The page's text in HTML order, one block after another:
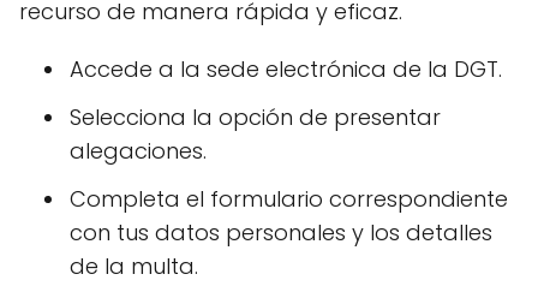
recurso de manera rápida y eficaz.
Accede a la sede electrónica de la DGT.
Selecciona la opción de presentar
alegaciones.
Completa el formulario correspondiente
con tus datos personales y los detalles
de la multa.